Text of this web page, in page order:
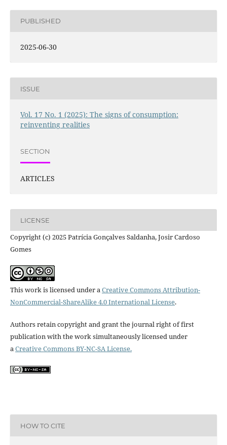
PUBLISHED
2025-06-30
ISSUE
Vol. 17 No. 1 (2025): The signs of consumption:
reinventing realities
SECTION
ARTICLES
LICENSE
Copyright (c) 2025 Patrícia Gonçalves Saldanha, Josir Cardoso
Gomes
This work is licensed under aCreative Commons Attribution-
NonCommercial-ShareAlike 4.0 International License.
Authors retain copyright and grant the journal right of first
publication with the work simultaneously licensed under
aCreative Commons BY-NC-SA License.
HOW TO CITE